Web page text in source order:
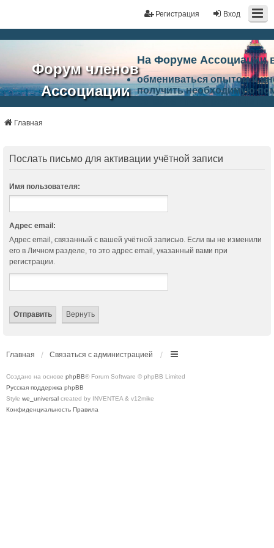
Вход
Регистрация
Форум членов
Ассоциации
портал"
На Форуме Ассоциации
обмениваться опытом и
получить необходимую
работа Форума
Ассоциации и успехам в
Главная
Послать письмо для активации учётной записи
Имя пользователя:
Адрес email:
Адрес email, связанный с вашей учётной записью. Если вы не изменили
его в Личном разделе, то это адрес email, указанный вами при
регистрации.
Главная Связаться с администрацией
Создано на основе phpBB® Forum Software © phpBB Limited
Русская поддержка phpBB
Style we_universal created by INVENTEA & v12mike
Конфиденциальность Правила